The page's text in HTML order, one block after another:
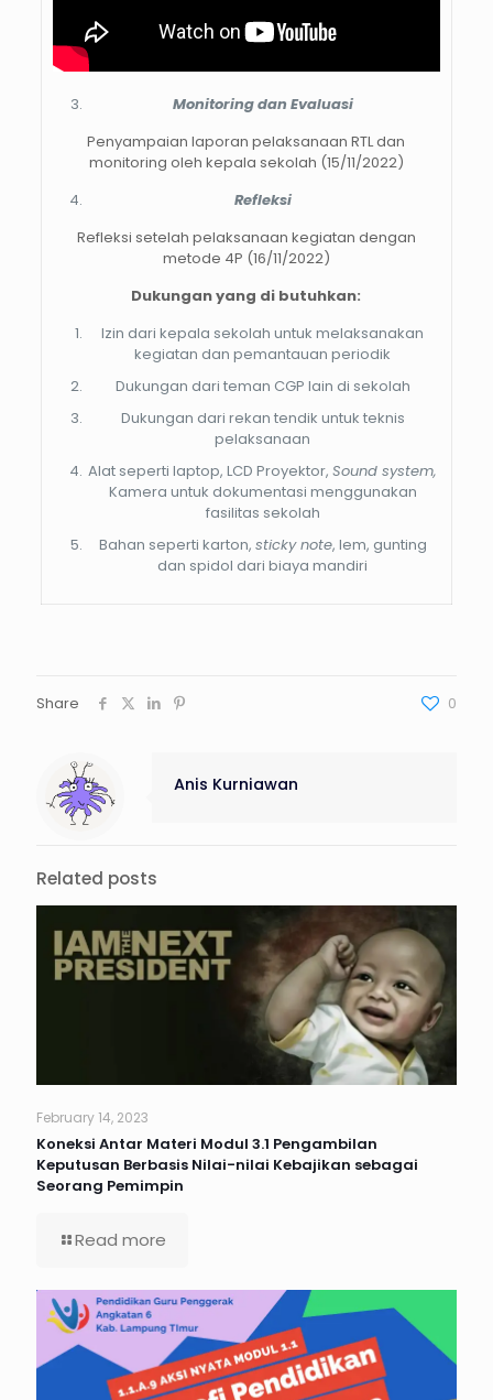
Monitoring dan Evaluasi
Penyampaian laporan pelaksanaan RTL dan
monitoring oleh kepala sekolah (15/11/2022)
Refleksi
Refleksi setelah pelaksanaan kegiatan dengan
metode 4P (16/11/2022)
Dukungan yang di butuhkan:
Izin dari kepala sekolah untuk melaksanakan
kegiatan dan pemantauan periodik
Dukungan dari teman CGP lain di sekolah
Dukungan dari rekan tendik untuk teknis
pelaksanaan
Alat seperti laptop, LCD Proyektor,Sound system,
Kamera untuk dokumentasi menggunakan
fasilitas sekolah
Bahan seperti karton, sticky note, lem, gunting
dan spidol dari biaya mandiri
Share 0
Anis Kurniawan
Related posts
February 14, 2023
Koneksi Antar Materi Modul 3.1 Pengambilan
Keputusan Berbasis Nilai-nilai Kebajikan sebagai
Seorang Pemimpin
Read more